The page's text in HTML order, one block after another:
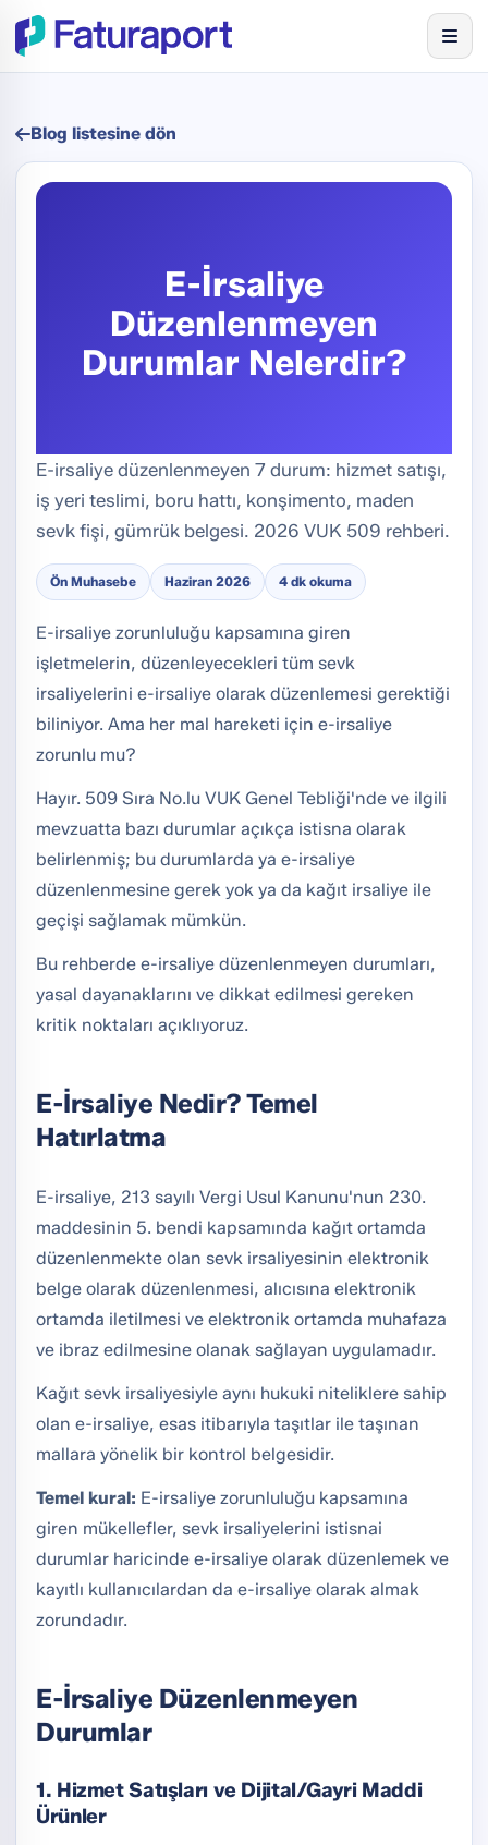
Blog listesine dön
E-İrsaliye
Düzenlenmeyen
Durumlar Nelerdir?
E-irsaliye düzenlenmeyen 7 durum: hizmet satışı,
iş yeri teslimi, boru hattı, konşimento, maden
sevk fişi, gümrük belgesi. 2026 VUK 509 rehberi.
Ön Muhasebe Haziran 2026 4 dk okuma
E-irsaliye zorunluluğu kapsamına giren
işletmelerin, düzenleyecekleri tüm sevk
irsaliyelerini e-irsaliye olarak düzenlemesi gerektiği
biliniyor. Ama her mal hareketi için e-irsaliye
zorunlu mu?
Hayır. 509 Sıra No.lu VUK Genel Tebliği'nde ve ilgili
mevzuatta bazı durumlar açıkça istisna olarak
belirlenmiş; bu durumlarda ya e-irsaliye
düzenlenmesine gerek yok ya da kağıt irsaliye ile
geçişi sağlamak mümkün.
Bu rehberde e-irsaliye düzenlenmeyen durumları,
yasal dayanaklarını ve dikkat edilmesi gereken
kritik noktaları açıklıyoruz.
E-İrsaliye Nedir? Temel
Hatırlatma
E-irsaliye, 213 sayılı Vergi Usul Kanunu'nun 230.
maddesinin 5. bendi kapsamında kağıt ortamda
düzenlenmekte olan sevk irsaliyesinin elektronik
belge olarak düzenlenmesi, alıcısına elektronik
ortamda iletilmesi ve elektronik ortamda muhafaza
ve ibraz edilmesine olanak sağlayan uygulamadır.
Kağıt sevk irsaliyesiyle aynı hukuki niteliklere sahip
olan e-irsaliye, esas itibarıyla taşıtlar ile taşınan
mallara yönelik bir kontrol belgesidir.
Temel kural: E-irsaliye zorunluluğu kapsamına
giren mükellefler, sevk irsaliyelerini istisnai
durumlar haricinde e-irsaliye olarak düzenlemek ve
kayıtlı kullanıcılardan da e-irsaliye olarak almak
zorundadır.
E-İrsaliye Düzenlenmeyen
Durumlar
1. Hizmet Satışları ve Dijital/Gayri Maddi
Ürünler